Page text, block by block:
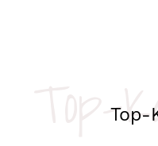
Top-
Top-